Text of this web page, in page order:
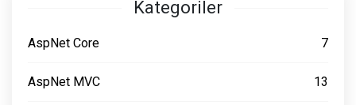
Kategoriler
AspNet Core 7
AspNet MVC 13